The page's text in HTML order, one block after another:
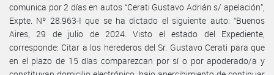
comunica por 2 días en autos “Cerati Gustavo Adrián s/ apelación”,
Expte. Nº 28.963-I que se ha dictado el siguiente auto: “Buenos
Aires, 29 de julio de 2024. Visto el estado del Expediente,
corresponde: Citar a los herederos del Sr. Gustavo Cerati para que
en el plazo de 15 días comparezcan por sí o por apoderado/a y